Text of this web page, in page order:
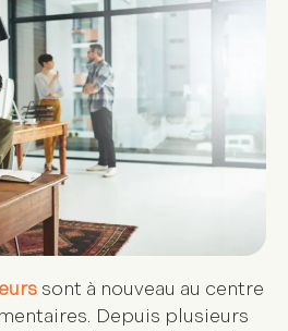
sont à nouveau au centre
Depuis plusieurs